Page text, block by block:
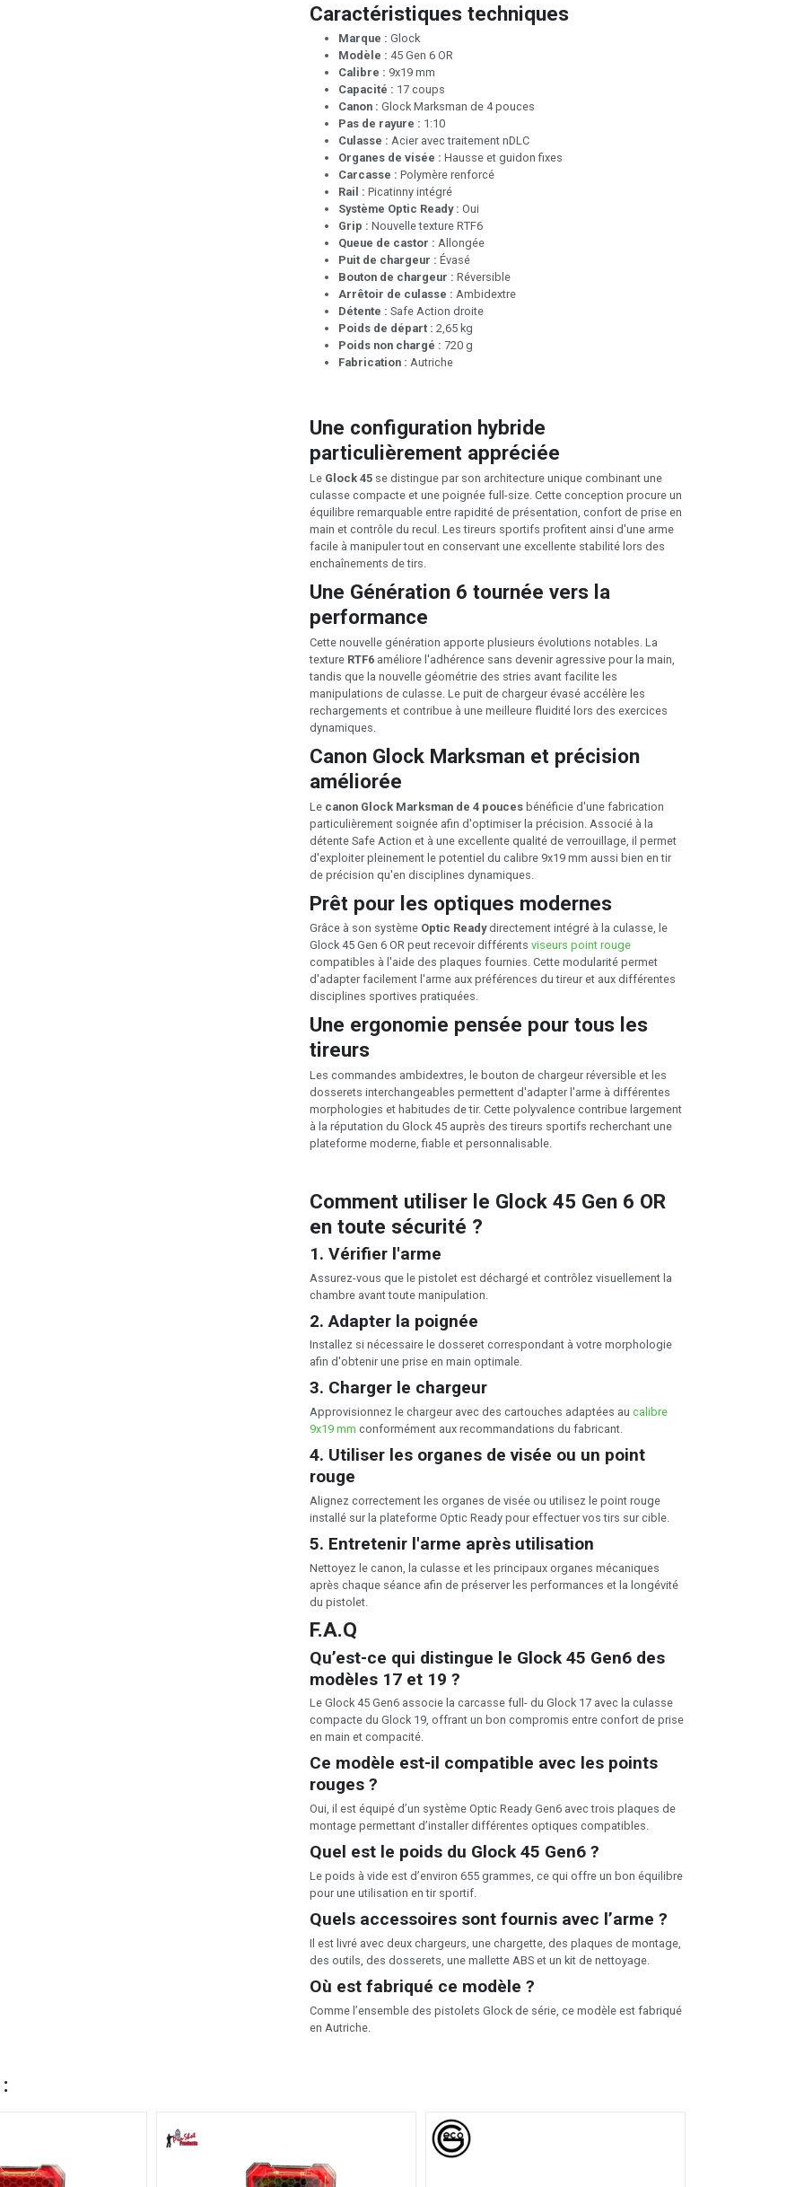
Caractéristiques techniques
Marque : Glock
Modèle : 45 Gen 6 OR
Calibre : 9x19 mm
Capacité : 17 coups
Canon : Glock Marksman de 4 pouces
Pas de rayure : 1:10
Culasse : Acier avec traitement nDLC
Organes de visée : Hausse et guidon fixes
Carcasse : Polymère renforcé
Rail : Picatinny intégré
Système Optic Ready : Oui
Grip : Nouvelle texture RTF6
Queue de castor : Allongée
Puit de chargeur : Évasé
Bouton de chargeur : Réversible
Arrêtoir de culasse : Ambidextre
Détente : Safe Action droite
Poids de départ : 2,65 kg
Poids non chargé : 720 g
Fabrication : Autriche
Une configuration hybride
particulièrement appréciée
Le Glock 45 se distingue par son architecture unique combinant une
culasse compacte et une poignée full-size. Cette conception procure un
équilibre remarquable entre rapidité de présentation, confort de prise en
main et contrôle du recul. Les tireurs sportifs profitent ainsi d'une arme
facile à manipuler tout en conservant une excellente stabilité lors des
enchaînements de tirs.
Une Génération 6 tournée vers la
performance
Cette nouvelle génération apporte plusieurs évolutions notables. La
texture RTF6 améliore l'adhérence sans devenir agressive pour la main,
tandis que la nouvelle géométrie des stries avant facilite les
manipulations de culasse. Le puit de chargeur évasé accélère les
rechargements et contribue à une meilleure fluidité lors des exercices
dynamiques.
Canon Glock Marksman et précision
améliorée
Le canon Glock Marksman de 4 pouces bénéficie d'une fabrication
particulièrement soignée afin d'optimiser la précision. Associé à la
détente Safe Action et à une excellente qualité de verrouillage, il permet
d'exploiter pleinement le potentiel du calibre 9x19 mm aussi bien en tir
de précision qu'en disciplines dynamiques.
Prêt pour les optiques modernes
Grâce à son système Optic Readydirectement intégré à la culasse, le
Glock 45 Gen 6 OR peut recevoir différents viseurs point rouge
compatibles à l'aide des plaques fournies. Cette modularité permet
d'adapter facilement l'arme aux préférences du tireur et aux différentes
disciplines sportives pratiquées.
Une ergonomie pensée pour tous les
tireurs
Les commandes ambidextres, le bouton de chargeur réversible et les
dosserets interchangeables permettent d'adapter l'arme à différentes
morphologies et habitudes de tir. Cette polyvalence contribue largement
à la réputation du Glock 45 auprès des tireurs sportifs recherchant une
plateforme moderne, fiable et personnalisable.
Comment utiliser le Glock 45 Gen 6 OR
en toute sécurité ?
1. Vérifier l'arme
Assurez-vous que le pistolet est déchargé et contrôlez visuellement la
chambre avant toute manipulation.
2. Adapter la poignée
Installez si nécessaire le dosseret correspondant à votre morphologie
afin d'obtenir une prise en main optimale.
3. Charger le chargeur
Approvisionnez le chargeur avec des cartouches adaptées au calibre
9x19 mm conformément aux recommandations du fabricant.
4. Utiliser les organes de visée ou un point
rouge
Alignez correctement les organes de visée ou utilisez le point rouge
installé sur la plateforme Optic Ready pour effectuer vos tirs sur cible.
5. Entretenir l'arme après utilisation
Nettoyez le canon, la culasse et les principaux organes mécaniques
après chaque séance afin de préserver les performances et la longévité
du pistolet.
F.A.Q
Qu’est-ce qui distingue le Glock 45 Gen6 des
modèles 17 et 19 ?
Le Glock 45 Gen6 associe la carcasse full- du Glock 17 avec la culasse
compacte du Glock 19, offrant un bon compromis entre confort de prise
en main et compacité.
Ce modèle est-il compatible avec les points
rouges ?
Oui, il est équipé d’un système Optic Ready Gen6 avec trois plaques de
montage permettant d’installer différentes optiques compatibles.
Quel est le poids du Glock 45 Gen6 ?
Le poids à vide est d’environ 655 grammes, ce qui offre un bon équilibre
pour une utilisation en tir sportif.
Quels accessoires sont fournis avec l’arme ?
Il est livré avec deux chargeurs, une chargette, des plaques de montage,
des outils, des dosserets, une mallette ABS et un kit de nettoyage.
Où est fabriqué ce modèle ?
Comme l’ensemble des pistolets Glock de série, ce modèle est fabriqué
en Autriche.